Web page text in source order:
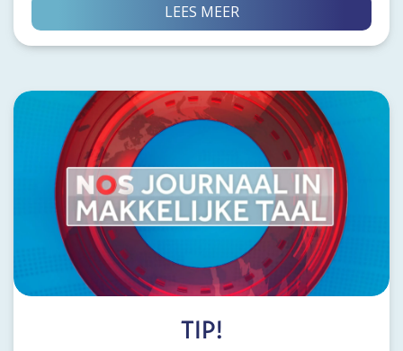
LEES MEER
TIP!